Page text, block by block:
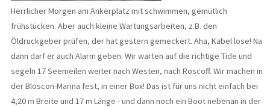
Herrlicher Morgen am Ankerplatz mit schwimmen, gemütlich
frühstücken. Aber auch kleine Wartungsarbeiten, z.B. den
Öldruckgeber prüfen, der hat gestern gemeckert. Aha, Kabel lose! Na
dann darf er auch Alarm geben. Wir warten auf die richtige Tide und
segeln 17 Seemeilen weiter nach Westen, nach Roscoff. Wir machen in
der Bloscon-Marina fest, in einer Box! Das ist für uns nicht einfach bei
4,20 m Breite und 17 m Länge - und dann noch ein Boot nebenan in der